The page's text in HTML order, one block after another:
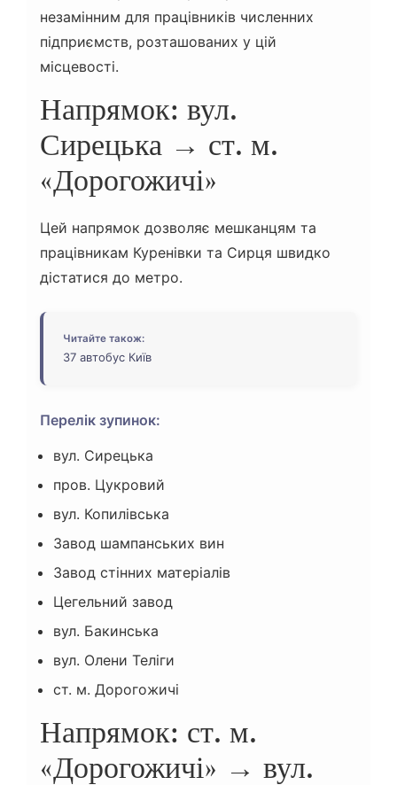
незамінним для працівників численних
підприємств, розташованих у цій
місцевості.
Напрямок: вул.
Сирецька → ст. м.
«Дорогожичі»
Цей напрямок дозволяє мешканцям та
працівникам Куренівки та Сирця швидко
дістатися до метро.
Читайте також:
37 автобус Київ
Перелік зупинок:
вул. Сирецька
пров. Цукровий
вул. Копилівська
Завод шампанських вин
Завод стінних матеріалів
Цегельний завод
вул. Бакинська
вул. Олени Теліги
ст. м. Дорогожичі
Напрямок: ст. м.
«Дорогожичі» → вул.